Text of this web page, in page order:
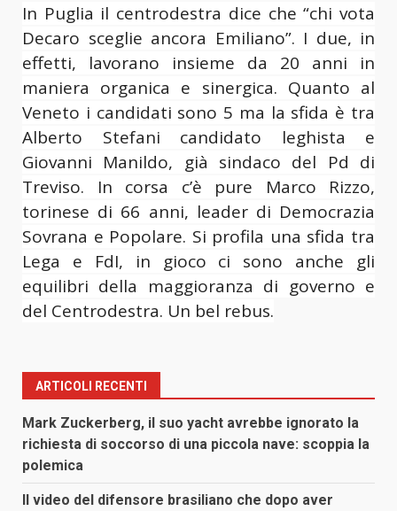
In Puglia il centrodestra dice che “chi vota
Decaro sceglie ancora Emiliano”. I due, in
effetti, lavorano insieme da 20 anni in
maniera organica e sinergica. Quanto al
Veneto i candidati sono 5 ma la sfida è tra
Alberto Stefani candidato leghista e
Giovanni Manildo, già sindaco del Pd di
Treviso. In corsa c’è pure Marco Rizzo,
torinese di 66 anni, leader di Democrazia
Sovrana e Popolare. Si profila una sfida tra
Lega e FdI, in gioco ci sono anche gli
equilibri della maggioranza di governo e
del Centrodestra. Un bel rebus.
ARTICOLI RECENTI
Mark Zuckerberg, il suo yacht avrebbe ignorato la
richiesta di soccorso di una piccola nave: scoppia la
polemica
Il video del difensore brasiliano che dopo aver